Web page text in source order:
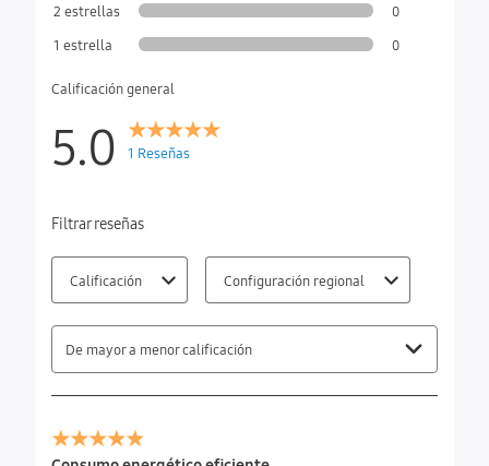
2 estrellas 0
1 estrella 0
Calificación general
5.0 1 Reseñas
Filtrar reseñas
Calificación Configuración regional
De mayor a menor calificación